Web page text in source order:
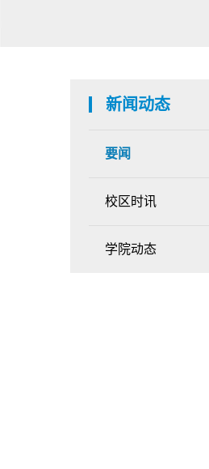
新闻动态
要闻
校区时讯
学院动态